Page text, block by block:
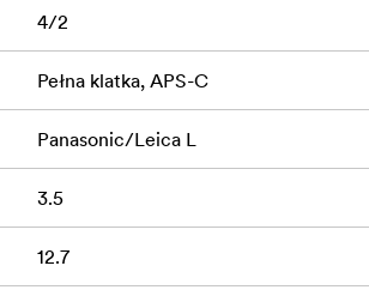
4/2
Pełna klatka, APS-C
Panasonic/Leica L
3.5
12.7